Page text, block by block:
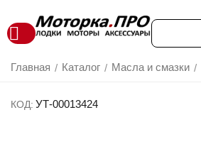
Главная / Каталог / Масла и смазки /
КОД: УТ-00013424